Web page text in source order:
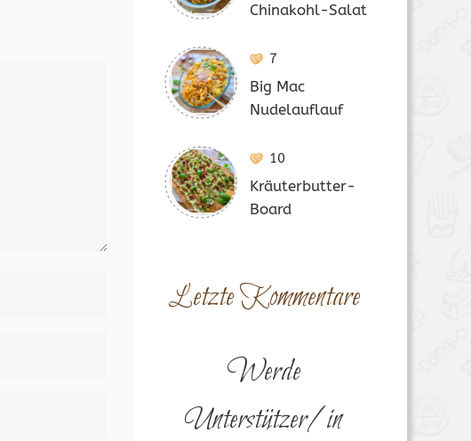
Chinakohl-Salat
7
Big Mac
Nudelauflauf
10
Kräuterbutter-
Board
Letzte Kommentare
Werde
Unterstützer/in